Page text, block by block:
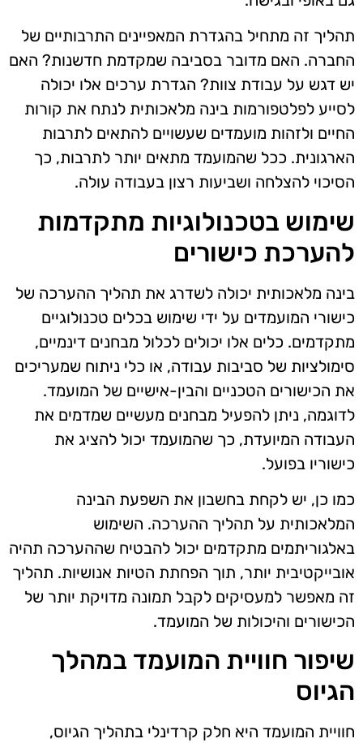
תהליך זה מתחיל בהגדרת המאפיינים התרבותיים של
החברה. האם מדובר בסביבה שמקדמת חדשנות? האם
יש דגש על עבודת צוות? הגדרת ערכים אלו יכולה
לסייע לפלטפורמות בינה מלאכותית לנתח את קורות
החיים ולזהות מועמדים שעשויים להתאים לתרבות
הארגונית. ככל שהמועמד מתאים יותר לתרבות, כך
הסיכוי להצלחה ושביעות רצון בעבודה עולה.
שימוש בטכנולוגיות מתקדמות
להערכת כישורים
בינה מלאכותית יכולה לשדרג את תהליך ההערכה של
כישורי המועמדים על ידי שימוש בכלים טכנולוגיים
מתקדמים. כלים אלו יכולים לכלול מבחנים דינמיים,
סימולציות של סביבות עבודה, או כלי ניתוח שמעריכים
את הכישורים הטכניים והבין-אישיים של המועמד.
לדוגמה, ניתן להפעיל מבחנים מעשיים שמדמים את
העבודה המיועדת, כך שהמועמד יכול להציג את
כישוריו בפועל.
כמו כן, יש לקחת בחשבון את השפעת הבינה
המלאכותית על תהליך ההערכה. השימוש
באלגוריתמים מתקדמים יכול להבטיח שההערכה תהיה
אובייקטיבית יותר, תוך הפחתת הטיות אנושיות. תהליך
זה מאפשר למעסיקים לקבל תמונה מדויקת יותר של
הכישורים והיכולות של המועמד.
שיפור חוויית המועמד במהלך
הגיוס
חוויית המועמד היא חלק קרדינלי בתהליך הגיוס,